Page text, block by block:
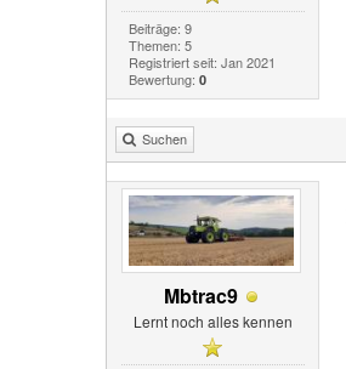
Beiträge: 9
Themen: 5
Registriert seit: Jan 2021
Bewertung: 0
Suchen
Mbtrac9
Lernt noch alles kennen